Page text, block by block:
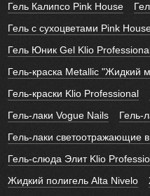
Гель Калипсо Pink House
Гель с сухоцветами Pink
Гель Юник Gel Klio
Гель-краска Metallic "Жидкий
Гель-краски Klio Professional
Гель-лаки Vogue Nails
Гель-
Гель-лаки светоотражающие
Гель-слюда Элит Klio
Жидкий полигель Alta Nivelo